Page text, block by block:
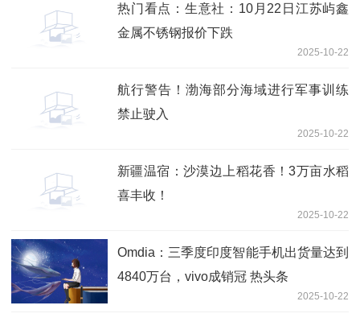
热门看点：生意社：10月22日江苏屿鑫
金属不锈钢报价下跌
2025-10-22
航行警告！渤海部分海域进行军事训练
禁止驶入
2025-10-22
新疆温宿：沙漠边上稻花香！3万亩水稻
喜丰收！
2025-10-22
Omdia：三季度印度智能手机出货量达到
4840万台，vivo成销冠 热头条
2025-10-22